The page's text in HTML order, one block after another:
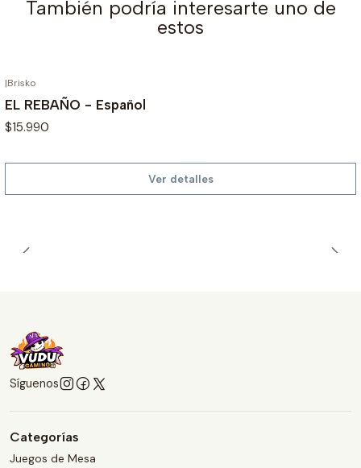
También podría interesarte uno de
estos
|Brisko
EL REBAÑO - Español
$15.990
Ver detalles
Síguenos
Categorías
Juegos de Mesa